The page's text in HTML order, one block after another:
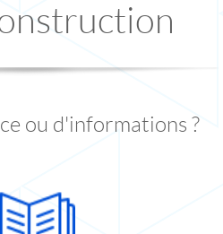
ou d'informations ?